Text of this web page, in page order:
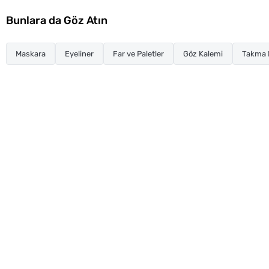
Bunlara da Göz Atın
Maskara Eyeliner Far ve Paletler Göz Kalemi Takma